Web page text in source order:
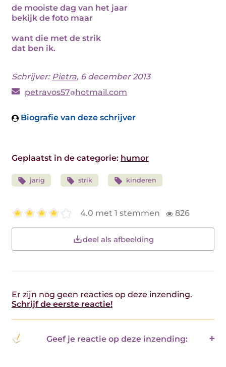
de mooiste dag van het jaar
bekijk de foto maar
want die met de strik
dat ben ik.
Schrijver: Pietra, 6 december 2013
petravos57 hotmail.com
Biografie van deze schrijver
Geplaatst in de categorie: humor
jarig strik kinderen
4.0 met 1 stemmen 826
deel als afbeelding
Er zijn nog geen reacties op deze inzending.
Schrijf de eerste reactie!
Geef je reactie op deze inzending: